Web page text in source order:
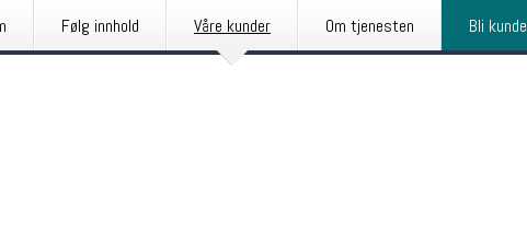
Følg innhold Våre kunder Om tjenesten Bli kunde